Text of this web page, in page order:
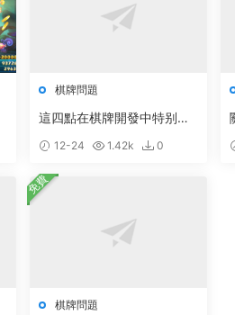
棋牌問題
這四點在棋牌開發中特别重
12-24 1.42k 0
棋牌問題
免費